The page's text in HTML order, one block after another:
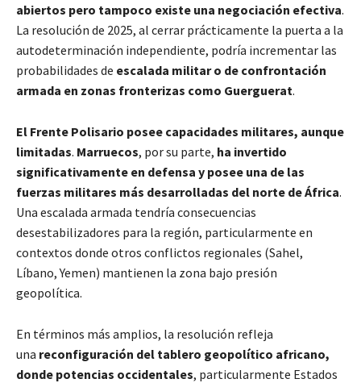
abiertos pero tampoco existe una negociación efectiva.
La resolución de 2025, al cerrar prácticamente la puerta a la
autodeterminación independiente, podría incrementar las
probabilidades de escalada militar o de confrontación
armada en zonas fronterizas como Guerguerat.
El Frente Polisario posee capacidades militares, aunque
limitadas. Marruecos, por su parte, ha invertido
significativamente en defensa y posee una de las
fuerzas militares más desarrolladas del norte de África.
Una escalada armada tendría consecuencias
desestabilizadores para la región, particularmente en
contextos donde otros conflictos regionales (Sahel,
Líbano, Yemen) mantienen la zona bajo presión
geopolítica.
En términos más amplios, la resolución refleja
una reconfiguración del tablero geopolítico africano,
donde potencias occidentales, particularmente Estados